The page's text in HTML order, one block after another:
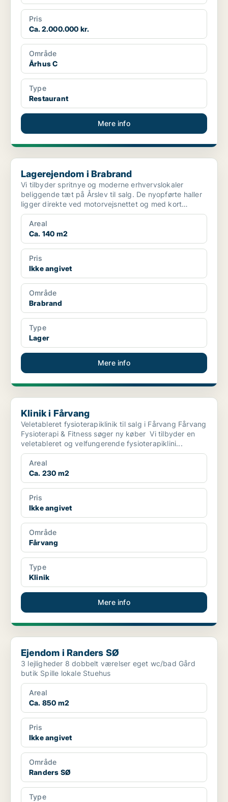
Pris
Ca. 2.000.000 kr.
Område
Århus C
Type
Restaurant
Mere info
Lagerejendom i Brabrand
Lagerejendom i Brabrand
Vi tilbyder spritnye og moderne erhvervslokaler
beliggende tæt på Årslev til salg. De nyopførte haller
ligger direkte ved motorvejsnettet og med kort
afstand...
Areal
Ca. 140 m2
Pris
Ikke angivet
Område
Brabrand
Type
Lager
Mere info
Klinik i Fårvang
Klinik i Fårvang
Veletableret fysioterapiklinik til salg i Fårvang Fårvang
Fysioterapi & Fitness søger ny køber Vi tilbyder en
veletableret og velfungerende fysioterapiklini...
Areal
Ca. 230 m2
Pris
Ikke angivet
Område
Fårvang
Type
Klinik
Mere info
Ejendom i Randers SØ
Ejendom i Randers SØ
3 lejligheder 8 dobbelt værelser eget wc/bad Gård
butik Spille lokale Stuehus
Areal
Ca. 850 m2
Pris
Ikke angivet
Område
Randers SØ
Type